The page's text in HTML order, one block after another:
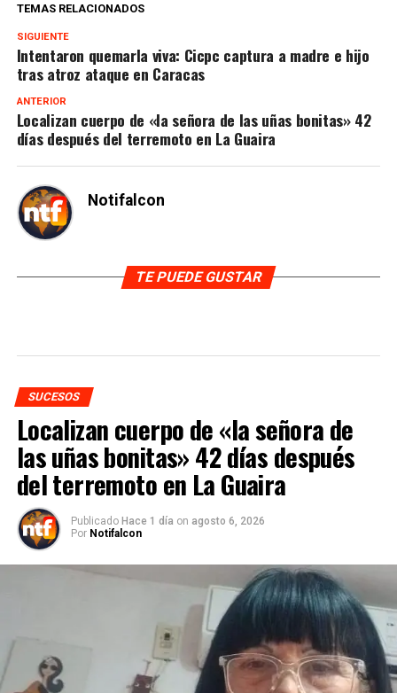
TEMAS RELACIONADOS
SIGUIENTE
Intentaron quemarla viva: Cicpc captura a madre e hijo
tras atroz ataque en Caracas
ANTERIOR
Localizan cuerpo de «la señora de las uñas bonitas» 42
días después del terremoto en La Guaira
Notifalcon
TE PUEDE GUSTAR
SUCESOS
Localizan cuerpo de «la señora de
las uñas bonitas» 42 días después
del terremoto en La Guaira
Publicado Hace 1 día on agosto 6, 2026
Por Notifalcon